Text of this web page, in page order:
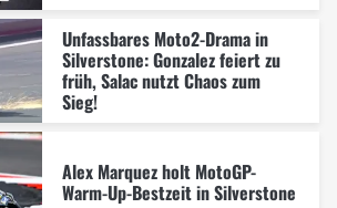
Unfassbares Moto2-Drama in
Silverstone: Gonzalez feiert zu
früh, Salac nutzt Chaos zum
Sieg!
Alex Marquez holt MotoGP-
Warm-Up-Bestzeit in Silverstone